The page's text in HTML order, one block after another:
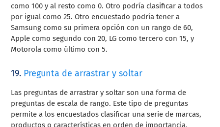
como 100 y al resto como 0. Otro podría clasificar a todos
por igual como 25. Otro encuestado podría tener a
Samsung como su primera opción con un rango de 60,
Apple como segundo con 20, LG como tercero con 15, y
Motorola como último con 5.
19. Pregunta de arrastrar y soltar
Las preguntas de arrastrar y soltar son una forma de
preguntas de escala de rango. Este tipo de preguntas
permite a los encuestados clasificar una serie de marcas,
productos o características en orden de importancia.